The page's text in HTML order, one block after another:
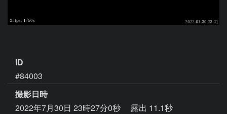
ID
#84003
撮影日時
2022年7月30日 23時27分0秒
露出 11.1秒